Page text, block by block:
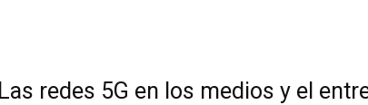
Las redes 5G en los medios y el